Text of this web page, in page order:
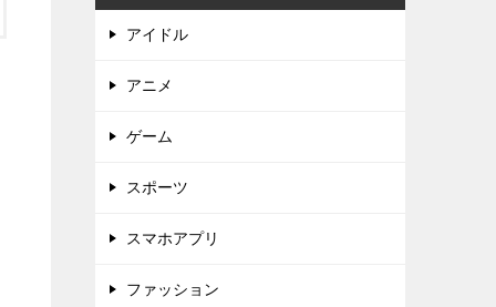
アイドル
アニメ
ゲーム
スポーツ
スマホアプリ
ファッション